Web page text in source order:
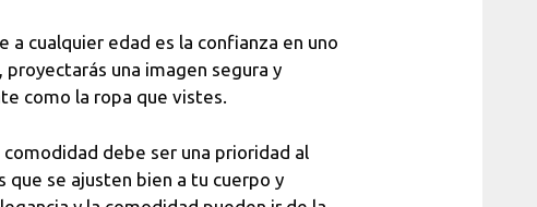
a cualquier edad es la confianza en uno
una imagen segura y
como la ropa que vistes.
comodidad debe ser una prioridad al
se ajusten bien a tu cuerpo y